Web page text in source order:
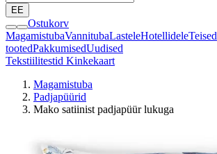
EE
Ostukorv
MagamistubaVannitubaLasteleHotellideleTeised
tootedPakkumisedUudised
Tekstiilitestid Kinkekaart
Magamistuba
Padjapüürid
Mako satiinist padjapüür lukuga